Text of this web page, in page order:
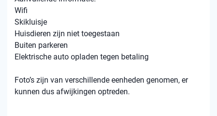
Wifi
Skikluisje
Huisdieren zijn niet toegestaan
Buiten parkeren
Elektrische auto opladen tegen betaling
Foto’s zijn van verschillende eenheden genomen, er
kunnen dus afwijkingen optreden.